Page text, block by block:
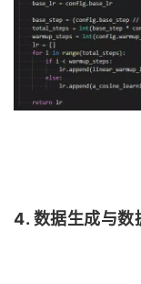
4. 数据生成与数